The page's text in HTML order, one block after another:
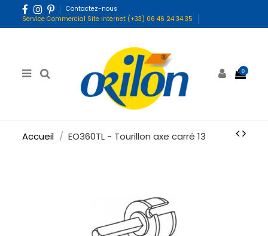
Contactez-nous
Service Commercial Site Internet (+33) 06 46 24 34 35
0
Accueil EO360TL - Tourillon axe carré 13